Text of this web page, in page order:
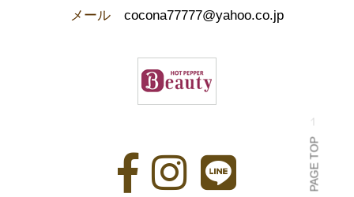
メール cocona77777@yahoo.co.jp
PAGE TOP